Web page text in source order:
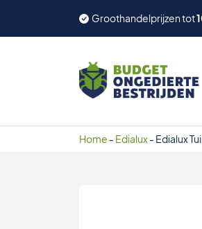
Groothandelprijzen tot
Home - Edialux- Edialux